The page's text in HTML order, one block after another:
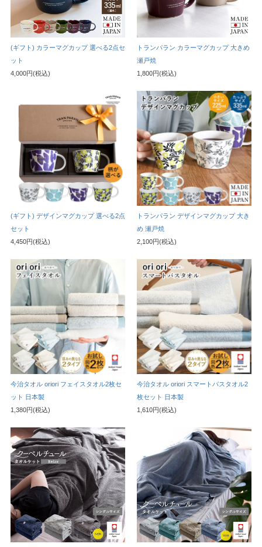
(ギフト) カラーマグカップ 選べる2点セ
ット
4,000円(税込)
トランパラン カラーマグカップ 大きめ
瀬戸焼
1,800円(税込)
(ギフト) デザインマグカップ 選べる2点
セット
4,450円(税込)
トランパラン デザインマグカップ 大き
め 瀬戸焼
2,100円(税込)
今治タオル oriori フェイスタオル2枚セ
ット 日本製
1,380円(税込)
今治タオル oriori スマートバスタオル2
枚セット 日本製
1,610円(税込)